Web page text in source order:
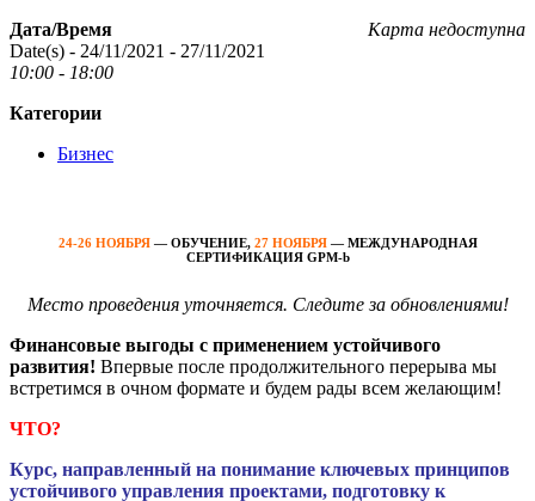
Карта недоступна
Дата/Время
Date(s) - 24/11/2021 - 27/11/2021
10:00 - 18:00
Категории
Бизнес
24-26 НОЯБРЯ— ОБУЧЕНИЕ, 27 НОЯБРЯ— МЕЖДУНАРОДНАЯ
СЕРТИФИКАЦИЯ GPM-b
Место проведения уточняется. Следите за обновлениями!
Финансовые выгоды с применением устойчивого
развития! Впервые после продолжительного перерыва мы
встретимся в очном формате и будем рады всем желающим!
ЧТО?
Курс, направленный на понимание ключевых принципов
устойчивого управления проектами, подготовку к